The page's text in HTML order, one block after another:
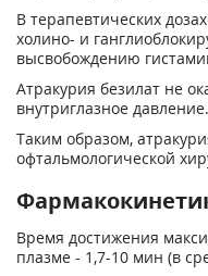
В терапевтических
холино- и
высвобождению
Атракурия безилат не
внутриглазное давление.
Таким образом,
офтальмологической
Время достижения
плазме - 1,7-10 мин (в